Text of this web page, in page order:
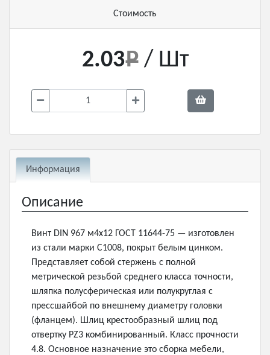
Стоимость
2.03 / Шт
Информация
Описание
Винт DIN 967 м4х12 ГОСТ 11644-75 — изготовлен
из стали марки С1008, покрыт белым цинком.
Представляет собой стержень с полной
метрической резьбой среднего класса точности,
шляпка полусферическая или полукруглая с
прессшайбой по внешнему диаметру головки
(фланцем). Шлиц крестообразный шлиц под
отвертку PZ3 комбинированный. Класс прочности
4.8. Основное назначение это сборка мебели,